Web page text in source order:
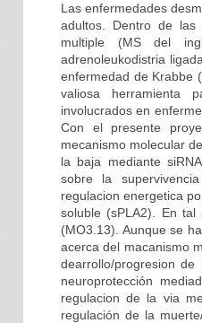
Las enfermedades
adultos. Dentro de las
multiple (MS del
adrenoleukodistria
enfermedad de Krabbe
valiosa herramienta
involucrados en
Con el presente
mecanismo molecular
la baja mediante
sobre la
regulacion energetica
soluble (sPLA2). En
(MO3.13). Aunque se
acerca del macanismo
dearrollo/progresion
neuroprotección
regulacion de la via
regulación de la